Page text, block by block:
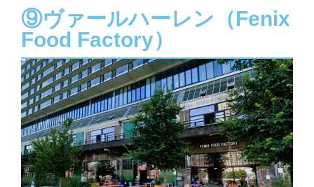
⑨ヴァールハーレン（Fenix
Food Factory）